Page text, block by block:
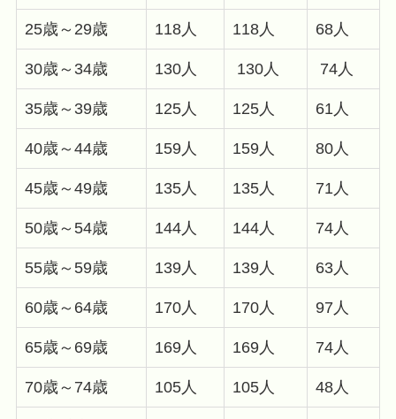
25歳～29歳 118人 118人 68人
30歳～34歳 130人 130人 74人
35歳～39歳 125人 125人 61人
40歳～44歳 159人 159人 80人
45歳～49歳 135人 135人 71人
50歳～54歳 144人 144人 74人
55歳～59歳 139人 139人 63人
60歳～64歳 170人 170人 97人
65歳～69歳 169人 169人 74人
70歳～74歳 105人 105人 48人